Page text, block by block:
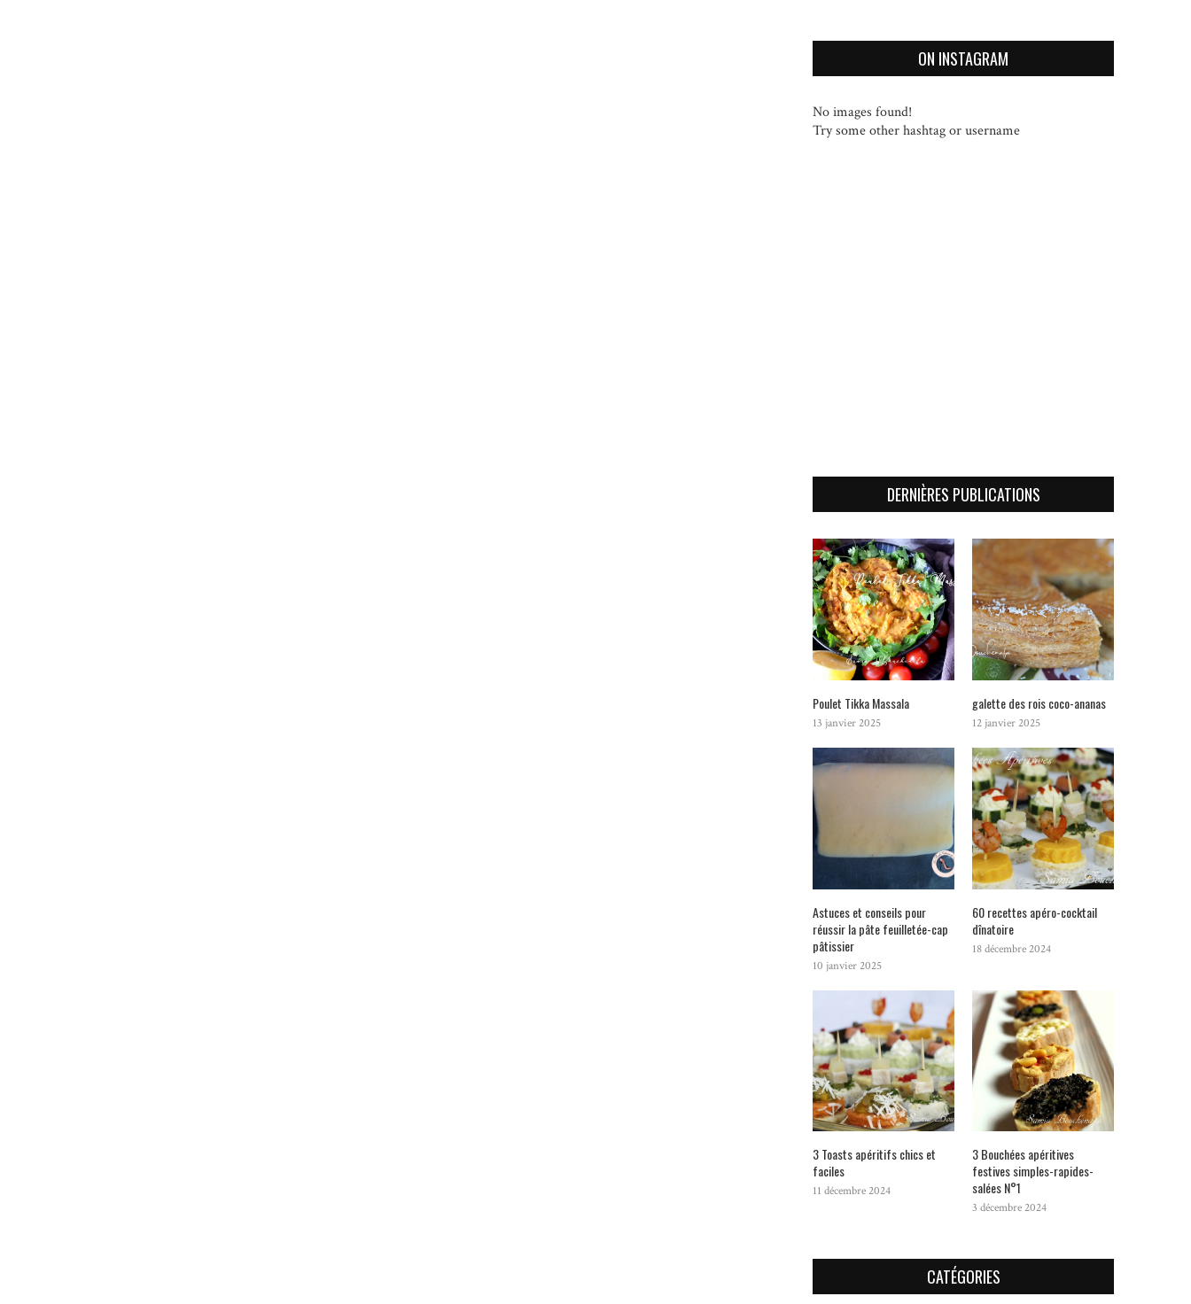
ON INSTAGRAM
No images found!
Try some other hashtag or username
DERNIÈRES PUBLICATIONS
Poulet Tikka Massala
13 janvier 2025
galette des rois coco-ananas
12 janvier 2025
Astuces et conseils pour
réussir la pâte feuilletée-cap
pâtissier
10 janvier 2025
60 recettes apéro-cocktail
dînatoire
18 décembre 2024
3 Toasts apéritifs chics et
faciles
11 décembre 2024
3 Bouchées apéritives
festives simples-rapides-
salées N°1
3 décembre 2024
CATÉGORIES